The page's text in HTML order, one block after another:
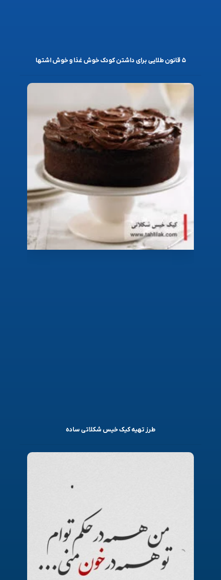
۵ قانون طلایی برای داشتن کودک خوش غذا و خوش اشتها
طرز تهیه کیک خیس شکلاتی ساده